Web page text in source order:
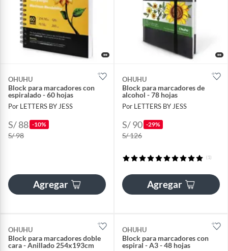
OHUHU
Block para marcadores con
espiralado - 60 hojas
Por LETTERS BY JESS
S/ 88 -10%
S/ 98
Agregar
OHUHU
Block para marcadores de
alcohol - 78 hojas
Por LETTERS BY JESS
S/ 90 -29%
S/ 126
(1)
Agregar
OHUHU
Block para marcadores doble
cara - Anillado 254x193cm
OHUHU
Block para marcadores con
espiral - A3 - 48 hojas